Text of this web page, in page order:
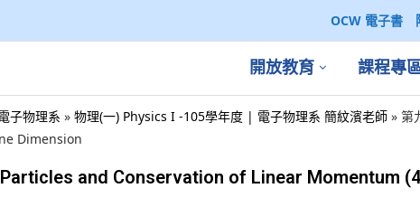
OCW 電子書
開放教育 課程專
子物理系 » 物理(一) Physics I -105學年度 | 電子物理系 簡紋濱老師 » 第
Dimension
and Conservation of Linear Momentum